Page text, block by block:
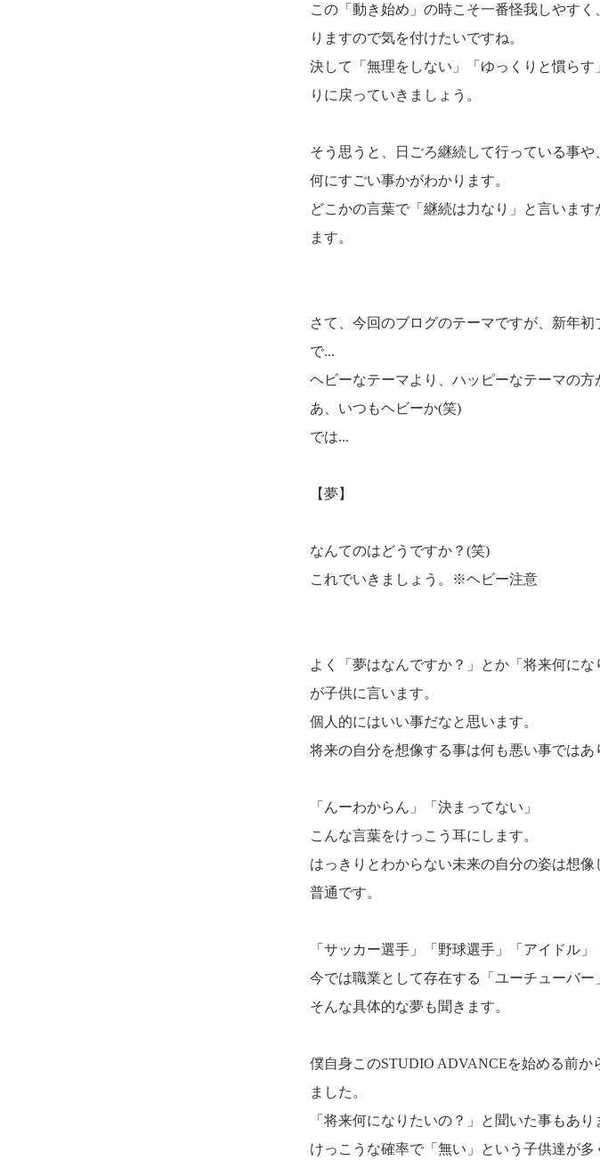
この「動き始め」の時こそ一番怪我しやす
りますので気を付けたいですね。
決して「無理をしない」「ゆっくりと慣ら
りに戻っていきましょう。
そう思うと、日ごろ継続して行っている事
何にすごい事かがわかります。
どこかの言葉で「継続は力なり」と言いま
ます。
さて、今回のブログのテーマですが、新年
で...
ヘビーなテーマより、ハッピーなテーマの方
あ、いつもヘビーか(笑)
では...
【夢】
なんてのはどうですか？(笑)
これでいきましょう。※ヘビー注意
よく「夢はなんですか？」とか「将来何にな
が子供に言います。
個人的にはいい事だなと思います。
将来の自分を想像する事は何も悪い事ではあ
「んーわからん」「決まってない」
こんな言葉をけっこう耳にします。
はっきりとわからない未来の自分の姿は想
普通です。
「サッカー選手」「野球選手」「アイドル」
今では職業として存在する「ユーチューバー
そんな具体的な夢も聞きます。
僕自身このSTUDIO ADVANCEを始める前か
ました。
「将来何になりたいの？」と聞いた事もあり
けっこうな確率で「無い」という子供達が多